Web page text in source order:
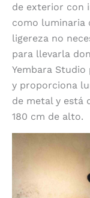
de exterior con
como luminaria
ligereza no
para llevarla
Yembara Studio
y proporciona
de metal y está
180 cm de alto.